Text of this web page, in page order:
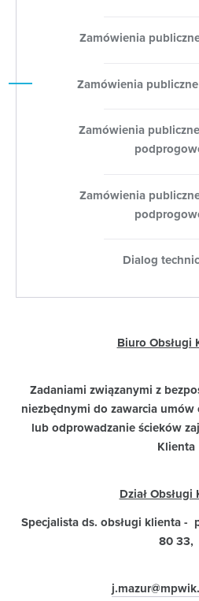
Zamówienia
Zamówienia
Zamówienia
Zamówienia
Dialog
Biuro Obsługi
Zadaniami związanymi z
niezbędnymi do zawarcia
lub odprowadzanie ścieków
Klienta
Dział Obsługi
Specjalista ds. obsługi klienta -
80 33,